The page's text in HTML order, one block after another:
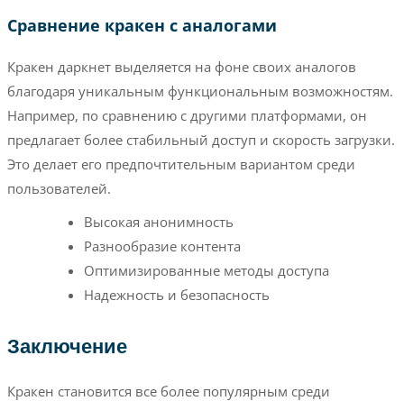
Сравнение кракен с аналогами
Кракен даркнет выделяется на фоне своих аналогов
благодаря уникальным функциональным возможностям.
Например, по сравнению с другими платформами, он
предлагает более стабильный доступ и скорость загрузки.
Это делает его предпочтительным вариантом среди
пользователей.
Высокая анонимность
Разнообразие контента
Оптимизированные методы доступа
Надежность и безопасность
Заключение
Кракен становится все более популярным среди